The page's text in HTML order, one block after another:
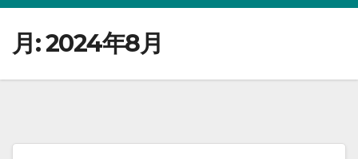
月:2024年8月